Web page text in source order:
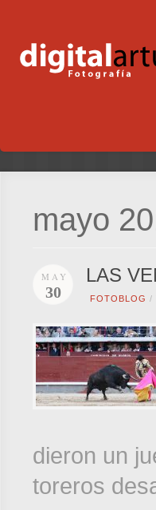
mayo
MAY
30
LAS
FOTOBLOG /
dieron un
toreros